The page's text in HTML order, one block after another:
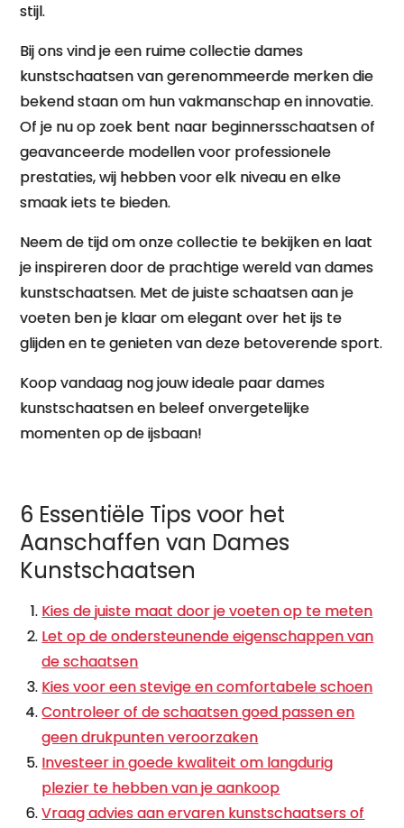
stijl.
Bij ons vind je een ruime collectie dames
kunstschaatsen van gerenommeerde merken die
bekend staan om hun vakmanschap en innovatie.
Of je nu op zoek bent naar beginnersschaatsen of
geavanceerde modellen voor professionele
prestaties, wij hebben voor elk niveau en elke
smaak iets te bieden.
Neem de tijd om onze collectie te bekijken en laat
je inspireren door de prachtige wereld van dames
kunstschaatsen. Met de juiste schaatsen aan je
voeten ben je klaar om elegant over het ijs te
glijden en te genieten van deze betoverende sport.
Koop vandaag nog jouw ideale paar dames
kunstschaatsen en beleef onvergetelijke
momenten op de ijsbaan!
6 Essentiële Tips voor het
Aanschaffen van Dames
Kunstschaatsen
Kies de juiste maat door je voeten op te meten
Let op de ondersteunende eigenschappen van
de schaatsen
Kies voor een stevige en comfortabele schoen
Controleer of de schaatsen goed passen en
geen drukpunten veroorzaken
Investeer in goede kwaliteit om langdurig
plezier te hebben van je aankoop
Vraag advies aan ervaren kunstschaatsers of